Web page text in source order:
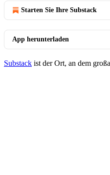
Starten Sie Ihre Substack
App herunterladen
Substack ist der Ort, an dem